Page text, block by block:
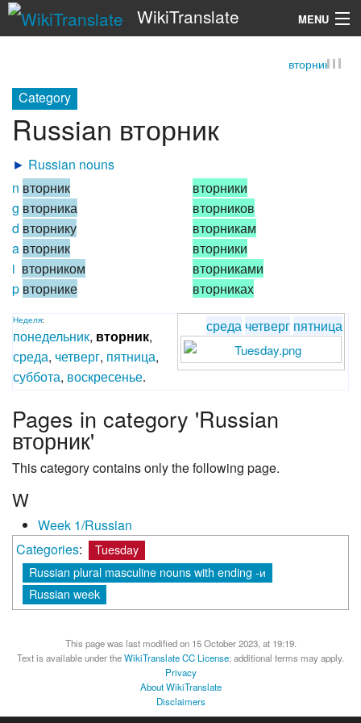
WikiTranslate MENU
вторник
Category
Russian вторник
► Russian nouns
n вторник
g вторника
d вторнику
a вторник
i вторником
p вторнике
вторники
вторников
вторникам
вторники
вторниками
вторниках
среда четверг пятница
Неделя:
понедельник, вторник,
среда, четверг, пятница,
суббота, воскресенье.
Pages in category 'Russian
вторник'
This category contains only the following page.
W
Week 1/Russian
Categories:
Tuesday
Russian plural masculine nouns with ending -и
Russian week
This page was last modified on 15 October 2023, at 19:19.
Text is available under theWikiTranslate CC License; additional terms may apply.
Privacy
About WikiTranslate
Disclaimers